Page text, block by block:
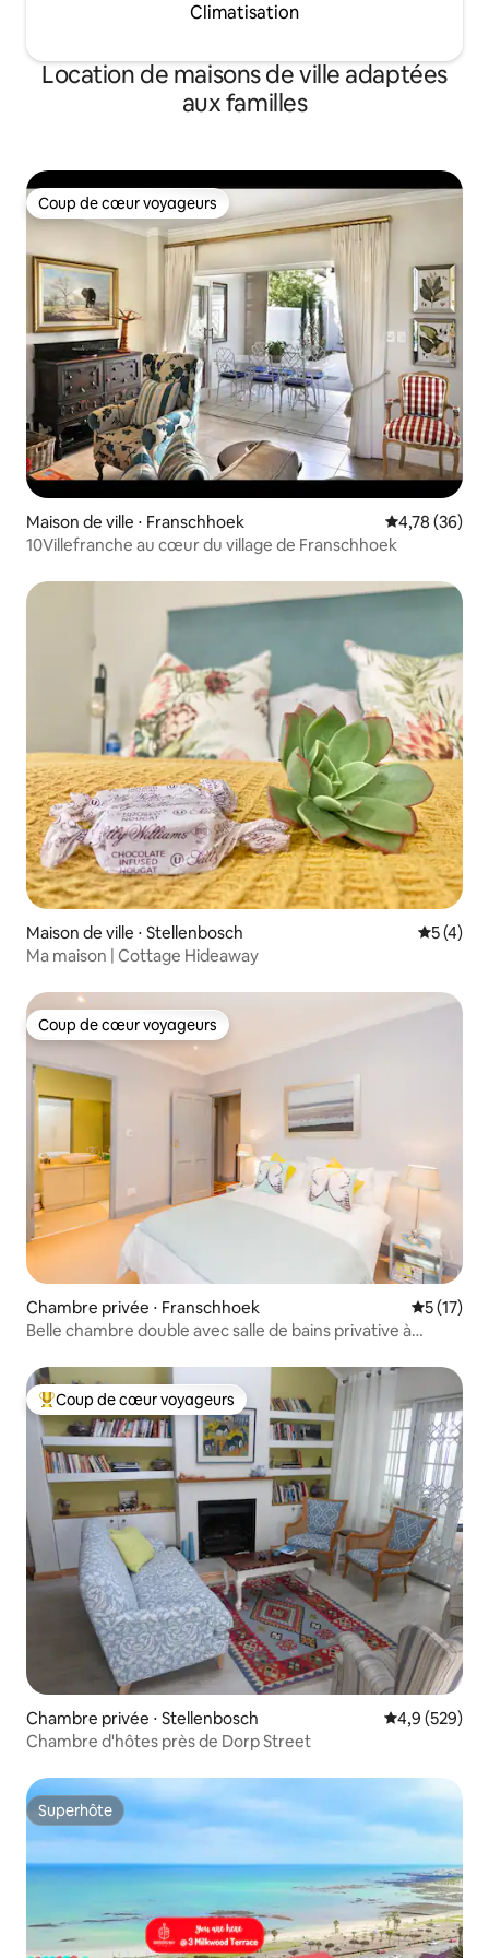
Climatisation
Location de maisons de ville adaptées
aux familles
Coup de cœur voyageurs
Coup de cœur voyageurs
Maison de ville ⋅ Franschhoek Évaluation
4,78 (36)
10Villefranche au cœur du village de Franschhoek
Maison de ville ⋅ Stellenbosch
5 (4)
Ma maison | Cottage Hideaway
Coup de cœur voyageurs
Coup de cœur voyageurs
Chambre privée ⋅ Franschhoek
5 (17)
Belle chambre double avec salle de bains privative à
Coups de cœur voyageurs les plus appréciés
Coup de cœur voyageurs
Chambre privée ⋅ Stellenbosch Évaluation
4,9 (529)
Chambre d'hôtes près de Dorp Street
Superhôte
Superhôte